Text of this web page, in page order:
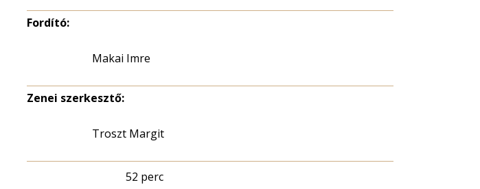
Fordító:
Makai Imre
Zenei szerkesztő:
Troszt Margit
52 perc